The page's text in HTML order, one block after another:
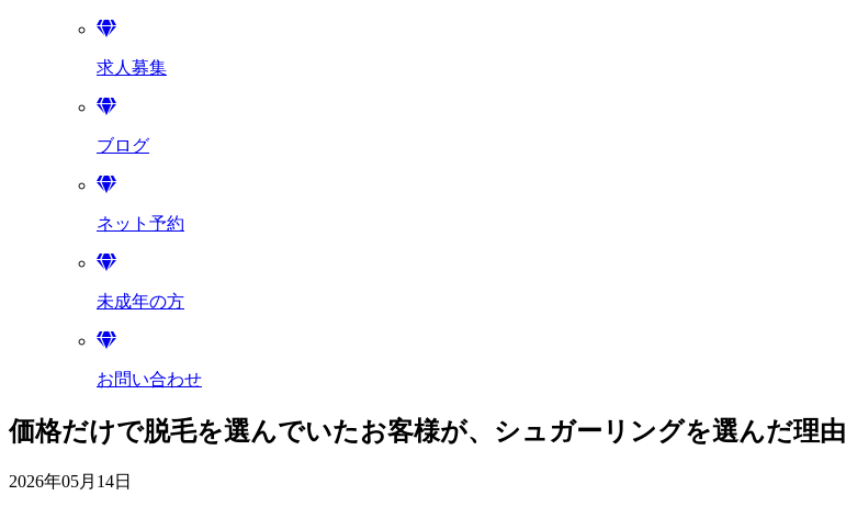
求人募集
ブログ
ネット予約
未成年の方
お問い合わせ
価格だけで脱毛を選んでいたお客様が、シュガーリングを選んだ理由
2026年05月14日